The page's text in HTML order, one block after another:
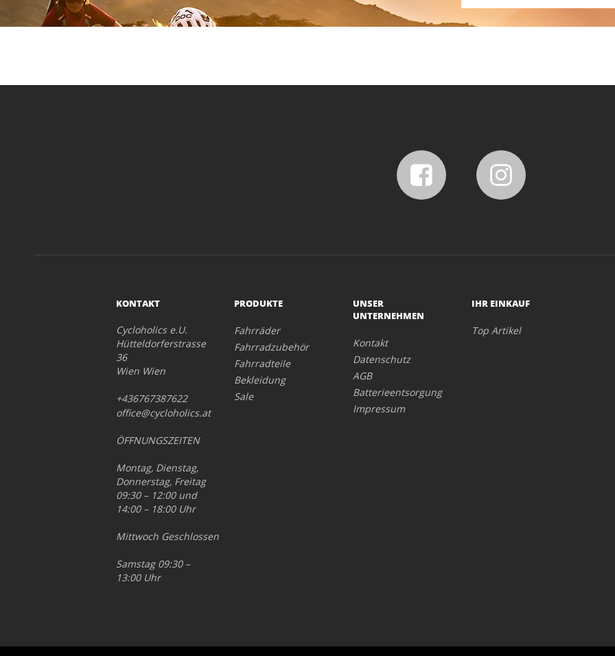
KONTAKT
Cycloholics e.U.
Hütteldorferstrasse
36
Wien Wien
+436767387622
office@cycloholics.at
ÖFFNUNGSZEITEN
Montag, Dienstag,
Donnerstag, Freitag
09:30 – 12:00 und
14:00 – 18:00 Uhr
Mittwoch Geschlossen
Samstag 09:30 –
13:00 Uhr
PRODUKTE
Fahrräder
Fahrradzubehör
Fahrradteile
Bekleidung
Sale
UNSER
UNTERNEHMEN
Kontakt
Datenschutz
AGB
Batterieentsorgung
Impressum
IHR EINKAUF
Top Artikel